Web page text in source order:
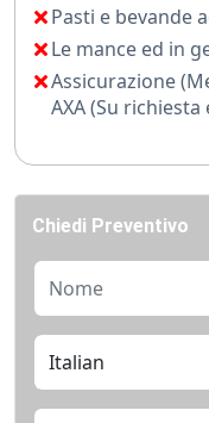
Pasti e bevande
Le mance ed in
Assicurazione
AXA (Su
Chiedi Preventivo